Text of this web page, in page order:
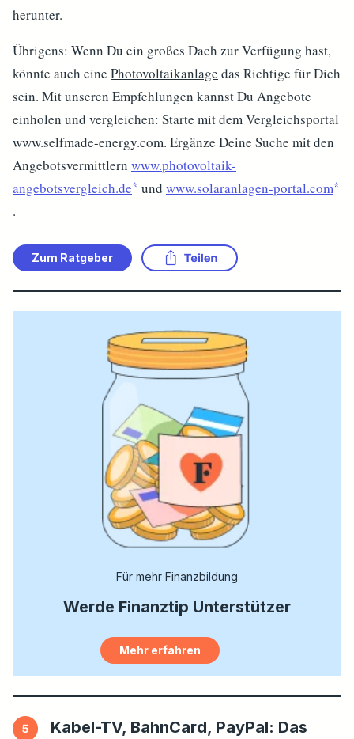
herunter.
Übrigens: Wenn Du ein großes Dach zur Verfügung hast,
könnte auch eine Photovoltaikanlage das Richtige für Dich
sein. Mit unseren Empfehlungen kannst Du Angebote
einholen und vergleichen: Starte mit dem Vergleichsportal
www.selfmade-energy.com. Ergänze Deine Suche mit den
Angebotsvermittlern www.photovoltaik-
angebotsvergleich.de und www.solaranlagen-portal.com
.
Zum Ratgeber
Für mehr Finanzbildung
Werde Finanztip Unterstützer
Mehr erfahren
Kabel-TV, BahnCard, PayPal: Das